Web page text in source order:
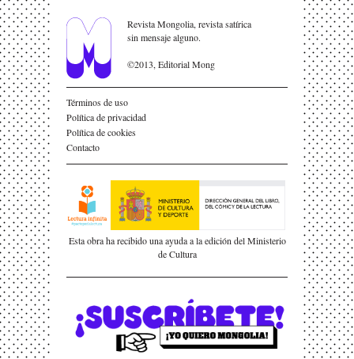
Revista Mongolia, revista satírica
sin mensaje alguno.
©2013, Editorial Mong
Términos de uso
Política de privacidad
Política de cookies
Contacto
Esta obra ha recibido una ayuda a la edición del Ministerio
de Cultura